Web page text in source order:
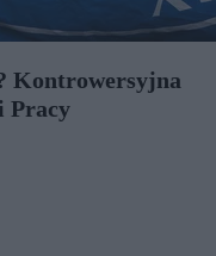
Kontrowersyjna
Pracy